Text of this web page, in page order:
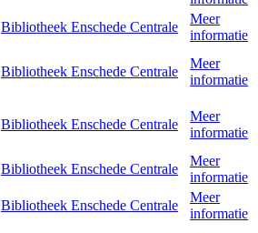
Bibliotheek Enschede Centrale
Meer
informatie
Bibliotheek Enschede Centrale
Meer
informatie
Bibliotheek Enschede Centrale
Meer
informatie
Bibliotheek Enschede Centrale
Meer
informatie
Bibliotheek Enschede Centrale
Meer
informatie